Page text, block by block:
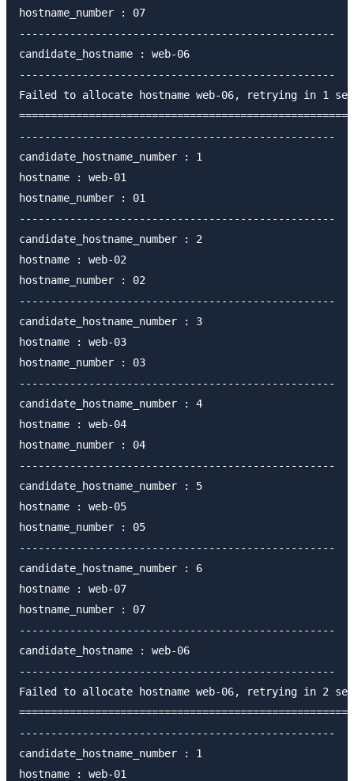
hostname_number : 07
--------------------------------------------------
candidate_hostname : web-06
--------------------------------------------------
Failed to allocate hostname web-06, retrying in 1
--------------------------------------------------
candidate_hostname_number : 1
hostname : web-01
hostname_number : 01
--------------------------------------------------
candidate_hostname_number : 2
hostname : web-02
hostname_number : 02
--------------------------------------------------
candidate_hostname_number : 3
hostname : web-03
hostname_number : 03
--------------------------------------------------
candidate_hostname_number : 4
hostname : web-04
hostname_number : 04
--------------------------------------------------
candidate_hostname_number : 5
hostname : web-05
hostname_number : 05
--------------------------------------------------
candidate_hostname_number : 6
hostname : web-07
hostname_number : 07
--------------------------------------------------
candidate_hostname : web-06
--------------------------------------------------
Failed to allocate hostname web-06, retrying in 2
--------------------------------------------------
candidate_hostname_number : 1
hostname : web-01